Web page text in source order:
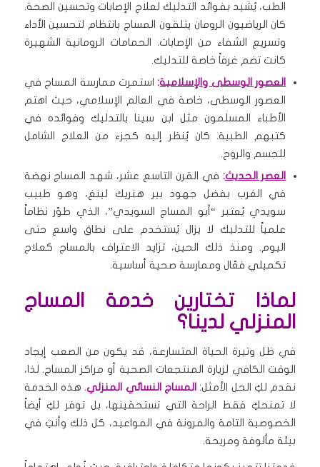
الطب، يُشيد بفوائد التدليك لعلاج الإصابات وتحسين الصحة.
كان الرياضيون الرومان يتلقون المساج بانتظام لتحسين الأداء
وتسريع الشفاء من الإصابات. الحمامات الرومانية الشهيرة
كانت تضم غرفاً خاصة للتدليك.
العصور الوسطى والإسلامية:استمرت ممارسة المساج في
العصور الوسطى، خاصة في العالم الإسلامي، حيث اهتم
الأطباء المسلمون مثل ابن سينا بالتدليك وفوائده في
كتبهم الطبية. كان يُنظر إليه كجزء من العلاج الشامل
للجسم والروح.
العصر الحديث: في القرن التاسع عشر، شهد المساج نهضة
في الغرب بفضل جهود بير هنريك لينغ، وهو طبيب
سويدي يُعتبر “أبو المساج السويدي”، الذي طوّر نظاماً
علمياً للتدليك لا يزال يُستخدم على نطاق واسع حتى
اليوم. ومنذ ذلك الحين، تزايد الاعتراف بالمساج كعلاج
تكميلي فعّال وممارسة صحية أساسية.
لماذا تختارين خدمة المساج
المنزلي لدينا؟
في ظل وتيرة الحياة المتسارعة، قد يكون من الصعب إيجاد
الوقت الكافي لزيارة المنتجعات الصحية أو مراكز المساج. لذا،
نقدم لكِ الحل الأمثل: المساج النسائي المنزلي. هذه الخدمة
لا تمنحكِ فقط الراحة التي تستحقينها، بل توفر لكِ أيضاً
الخصوصية التامة والمرونة في المواعيد، كل ذلك وأنتِ في
بيئة مألوفة ومريحة.